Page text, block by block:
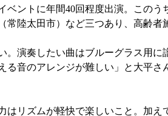
ントに年間40回程度出演。この
陸太田市）など三つあり、高齢者
演奏したい曲はブルーグラス用
る音のアレンジが難しい」と大平
リズムが軽快で楽しいこと。加え